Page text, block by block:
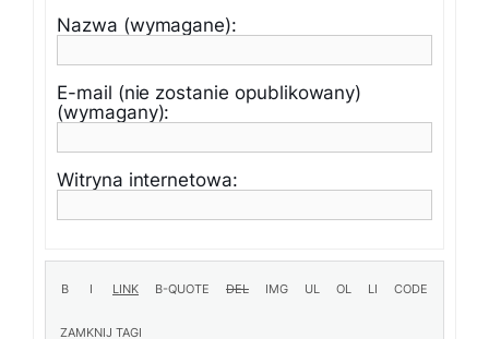
Nazwa (wymagane):
E-mail (nie zostanie opublikowany)
(wymagany):
Witryna internetowa: